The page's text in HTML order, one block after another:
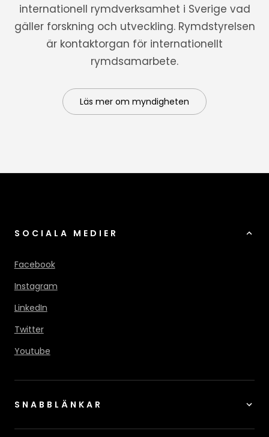
internationell rymdverksamhet i Sverige vad
gäller forskning och utveckling. Rymdstyrelsen
är kontaktorgan för internationellt
rymdsamarbete.
Läs mer om myndigheten
SOCIALA MEDIER
Facebook
Instagram
LinkedIn
Twitter
Youtube
SNABBLÄNKAR